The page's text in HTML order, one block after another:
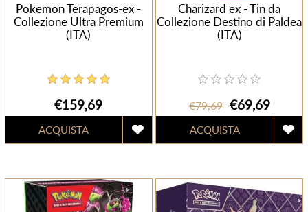
Pokemon Terapagos-ex -
Collezione Ultra Premium
(ITA)
€159,69
Charizard ex - Tin da
Collezione Destino di Paldea
(ITA)
€79,69 €69,69